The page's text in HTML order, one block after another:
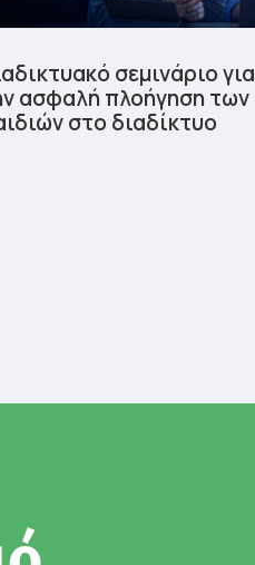
σεμινάριο για
ασφαλή πλοήγηση των
στο διαδίκτυο